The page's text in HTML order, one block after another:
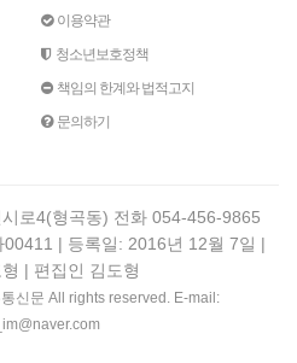
이용약관
청소년보호정책
책임의 한계와 법적고지
문의하기
로4(형곡동) 전화 054-456-9865
| 등록일: 2016년 12월 7일 |
| 편집인 김도형
신문 All rights reserved. E-mail: